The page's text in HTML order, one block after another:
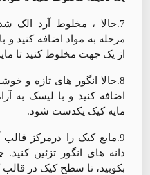
7.حالا ، مخلوط آرد الک
مرحله به مواد اضافه کنید
از یک جهت مخلوط کنید تا
8.حالا انگور های تازه و
اضافه کنید و با لیسک به
مایه کیک یکدست شود.
9.مایع کیک را درمرکز
دانه های انگور تزئین
بکوبید، تا سطح کیک در